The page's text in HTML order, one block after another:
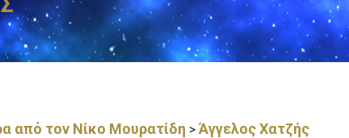
από τον Νίκο Μουρατίδη > Άγγελος Χατζής